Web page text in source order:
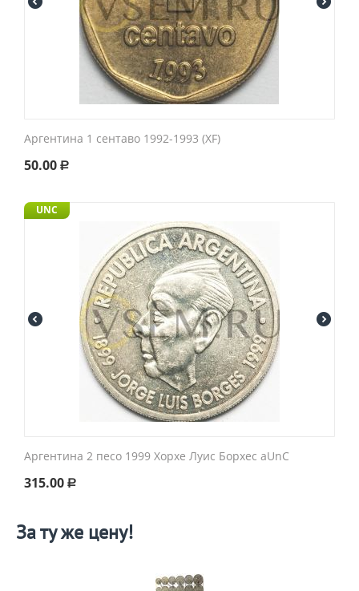
Аргентина 1 сентаво 1992-1993 (XF)
50.00 Р
UNC
Аргентина 2 песо 1999 Хорхе Луис Борхес aUnC
315.00 Р
За ту же цену!